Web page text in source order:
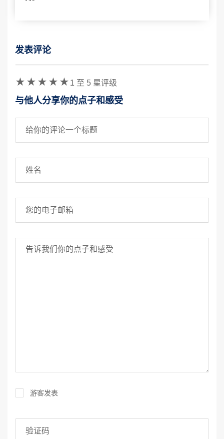
发表评论
1 至 5 星评级
与他人分享你的点子和感受
游客发表
验证码